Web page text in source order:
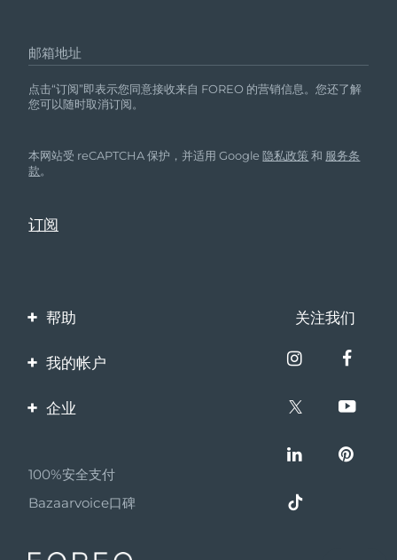
邮箱地址
点击“订阅”即表示您同意接收来自 FOREO 的营销信息。您还了解
您可以随时取消订阅。
本网站受 reCAPTCHA 保护，并适用 Google隐私政策 和 服务条
款。
帮助
联系我们
保修与退换货
关注我们
我的帐户
产品注册
企业
伙伴计划
联盟新闻
100%安全支付
Bazaarvoice口碑